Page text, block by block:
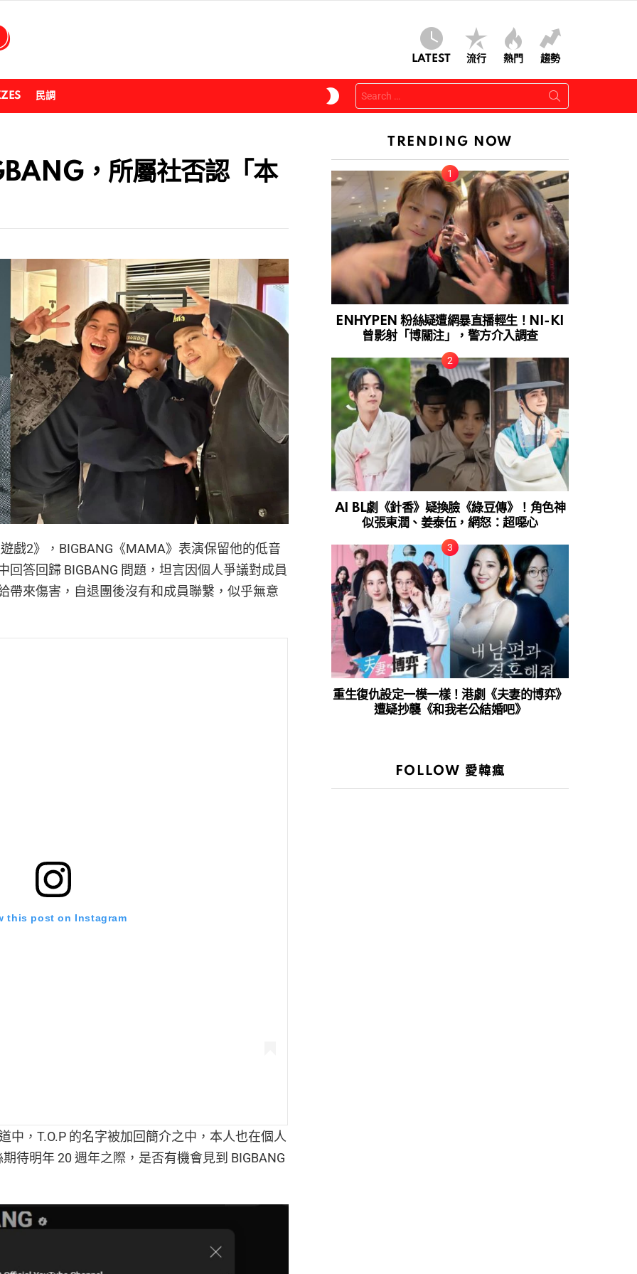
LATEST 流行 熱門 趨勢
民調
SKIN
Search
for:
，所屬社否認「本
戲2》，BIGBANG《MAMA》表演保留他的低音
回答回歸 BIGBANG 問題，坦言因個人爭議對成員
帶來傷害，自退團後沒有和成員聯繫，似乎無意
this post on Instagram
中，T.O.P 的名字被加回簡介之中，本人也在個人
待明年 20 週年之際，是否有機會見到 BIGBANG
TRENDING NOW
ENHYPEN 粉絲疑遭網暴直播輕生！NI-KI
曾影射「博關注」，警方介入調查
AI BL劇《針香》疑換臉《綠豆傳》！角色神
似張東潤、姜泰伍，網怒：超噁心
重生復仇設定一模一樣！港劇《夫妻的博弈》
遭疑抄襲《和我老公結婚吧》
FOLLOW 愛韓瘋